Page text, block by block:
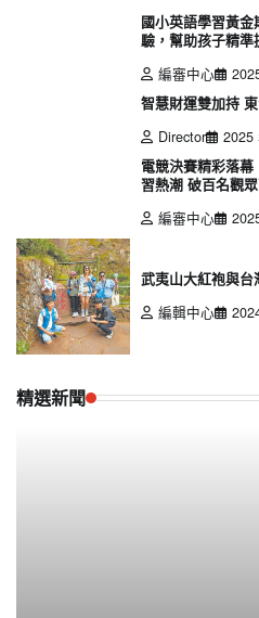
國小英語學習黃
驗，幫助孩子精準
編審中心
智慧財運雙加持
Director
2025
電競決賽精彩落
習熱潮 破百名觀
編審中心
武夷山大紅袍與
編輯中心
精選新聞